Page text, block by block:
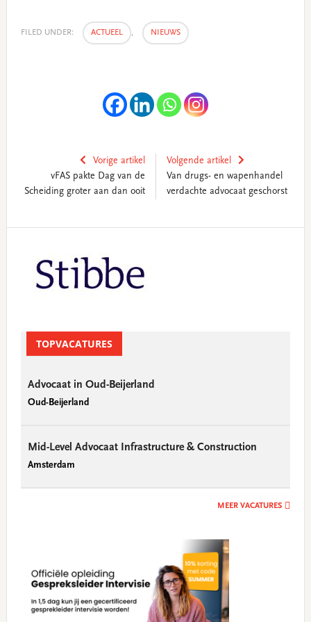
FILED UNDER: ACTUEEL , NIEUWS
Vorige artikel
vFAS pakte Dag van de
Scheiding groter aan dan ooit
Volgende artikel
Van drugs- en wapenhandel
verdachte advocaat geschorst
TOPVACATURES
Advocaat in Oud-Beijerland
Oud-Beijerland
Mid-Level Advocaat Infrastructure & Construction
Amsterdam
MEER VACATURES